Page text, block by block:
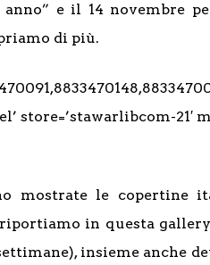
anno” e il 14 novembre
di più.
store=’stawarlibcom-21′
mostrate le copertine
in questa
insieme anche